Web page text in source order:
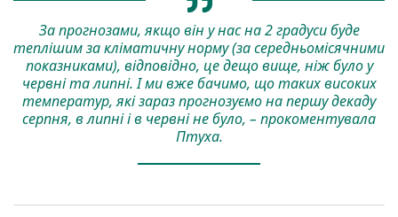
За прогнозами, якщо він у нас на 2 градуси буде
теплішим за кліматичну норму (за середньомісячними
показниками), відповідно, це дещо вище, ніж було у
червні та липні. І ми вже бачимо, що таких високих
температур, які зараз прогнозуємо на першу декаду
серпня, в липні і в червні не було, – прокоментувала
Птуха.